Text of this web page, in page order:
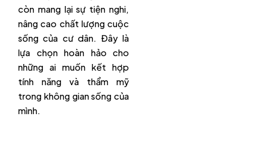
còn mang lại sự tiện nghi,
nâng cao chất lượng cuộc
sống của cư dân. Đây là
lựa chọn hoàn hảo cho
những ai muốn kết hợp
tính năng và thẩm mỹ
trong không gian sống của
mình.